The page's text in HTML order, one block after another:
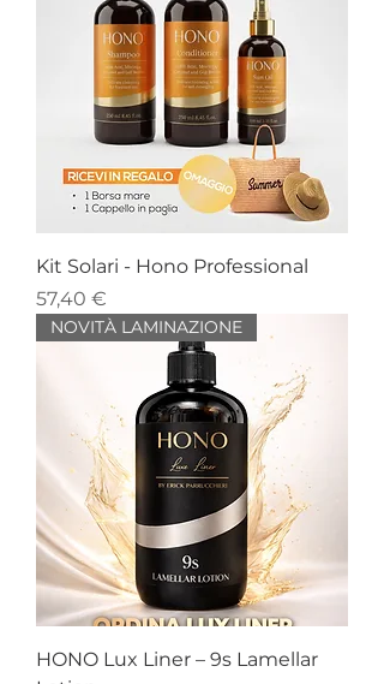
Kit Solari - Hono Professional
Prezzo
57,40 €
NOVITÀ LAMINAZIONE
HONO Lux Liner – 9s Lamellar